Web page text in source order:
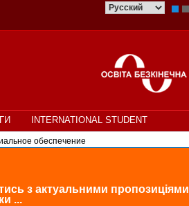
INTERNATIONAL STUDENT
обеспечение
з актуальними пропозиціями
...